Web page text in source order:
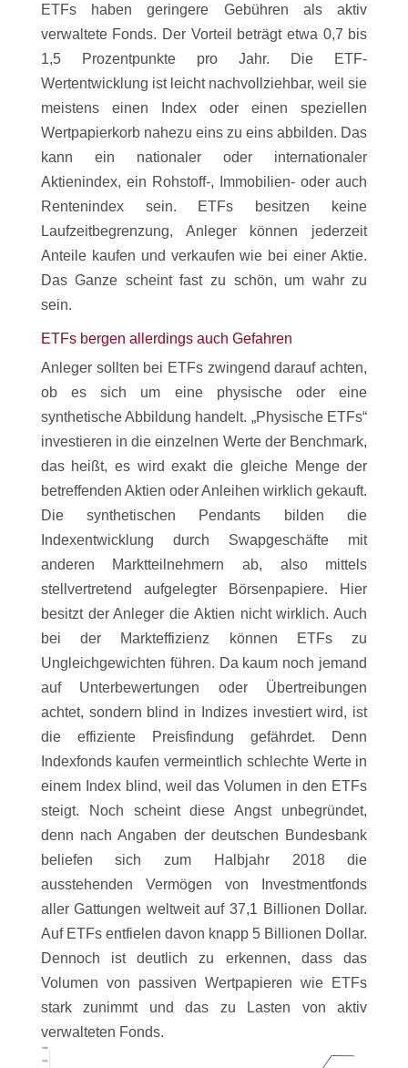
ETFs haben geringere Gebühren als aktiv
verwaltete Fonds. Der Vorteil beträgt etwa 0,7 bis
1,5 Prozentpunkte pro Jahr. Die ETF-
Wertentwicklung ist leicht nachvollziehbar, weil sie
meistens einen Index oder einen speziellen
Wertpapierkorb nahezu eins zu eins abbilden. Das
kann ein nationaler oder internationaler
Aktienindex, ein Rohstoff-, Immobilien- oder auch
Rentenindex sein. ETFs besitzen keine
Laufzeitbegrenzung, Anleger können jederzeit
Anteile kaufen und verkaufen wie bei einer Aktie.
Das Ganze scheint fast zu schön, um wahr zu
sein.
ETFs bergen allerdings auch Gefahren
Anleger sollten bei ETFs zwingend darauf achten,
ob es sich um eine physische oder eine
synthetische Abbildung handelt. „Physische ETFs“
investieren in die einzelnen Werte der Benchmark,
das heißt, es wird exakt die gleiche Menge der
betreffenden Aktien oder Anleihen wirklich gekauft.
Die synthetischen Pendants bilden die
Indexentwicklung durch Swapgeschäfte mit
anderen Marktteilnehmern ab, also mittels
stellvertretend aufgelegter Börsenpapiere. Hier
besitzt der Anleger die Aktien nicht wirklich. Auch
bei der Markteffizienz können ETFs zu
Ungleichgewichten führen. Da kaum noch jemand
auf Unterbewertungen oder Übertreibungen
achtet, sondern blind in Indizes investiert wird, ist
die effiziente Preisfindung gefährdet. Denn
Indexfonds kaufen vermeintlich schlechte Werte in
einem Index blind, weil das Volumen in den ETFs
steigt. Noch scheint diese Angst unbegründet,
denn nach Angaben der deutschen Bundesbank
beliefen sich zum Halbjahr 2018 die
ausstehenden Vermögen von Investmentfonds
aller Gattungen weltweit auf 37,1 Billionen Dollar.
Auf ETFs entfielen davon knapp 5 Billionen Dollar.
Dennoch ist deutlich zu erkennen, dass das
Volumen von passiven Wertpapieren wie ETFs
stark zunimmt und das zu Lasten von aktiv
verwalteten Fonds.